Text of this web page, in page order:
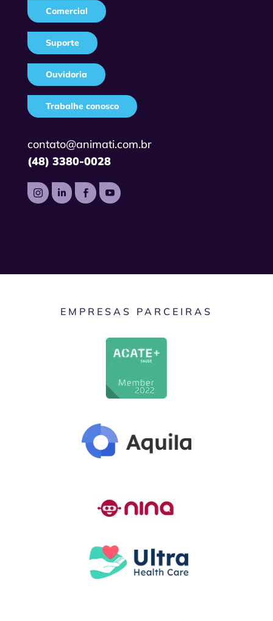
Comercial
Suporte
Ouvidoria
Trabalhe conosco
contato@animati.com.br
(48) 3380-0028
   
EMPRESAS PARCEIRAS